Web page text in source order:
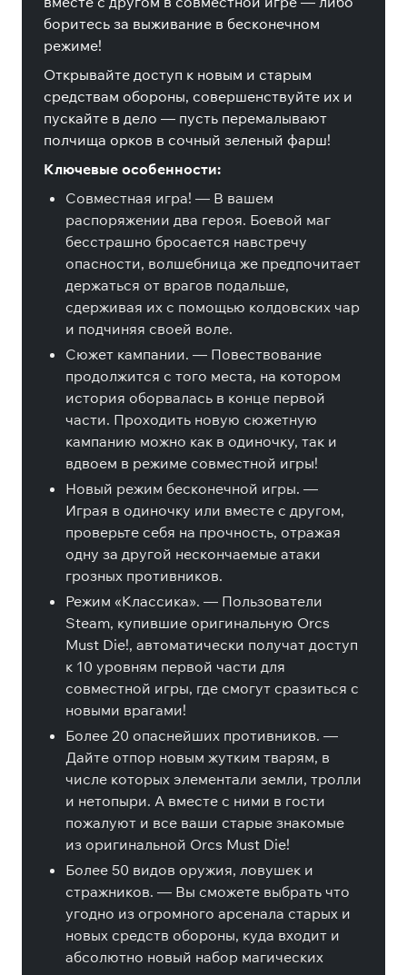
боритесь за выживание в бесконечном
режиме!
Открывайте доступ к новым и старым
средствам обороны, совершенствуйте их и
пускайте в дело — пусть перемалывают
полчища орков в сочный зеленый фарш!
Ключевые особенности:
Совместная игра! — В вашем
распоряжении два героя. Боевой маг
бесстрашно бросается навстречу
опасности, волшебница же предпочитает
держаться от врагов подальше,
сдерживая их с помощью колдовских чар
и подчиняя своей воле.
Сюжет кампании. — Повествование
продолжится с того места, на котором
история оборвалась в конце первой
части. Проходить новую сюжетную
кампанию можно как в одиночку, так и
вдвоем в режиме совместной игры!
Новый режим бесконечной игры. —
Играя в одиночку или вместе с другом,
проверьте себя на прочность, отражая
одну за другой нескончаемые атаки
грозных противников.
Режим «Классика». — Пользователи
Steam, купившие оригинальную Orcs
Must Die!, автоматически получат доступ
к 10 уровням первой части для
совместной игры, где смогут сразиться с
новыми врагами!
Более 20 опаснейших противников. —
Дайте отпор новым жутким тварям, в
числе которых элементали земли, тролли
и нетопыри. А вместе с ними в гости
пожалуют и все ваши старые знакомые
из оригинальной Orcs Must Die!
Более 50 видов оружия, ловушек и
стражников. — Вы сможете выбрать что
угодно из огромного арсенала старых и
новых средств обороны, куда входит и
абсолютно новый набор магических